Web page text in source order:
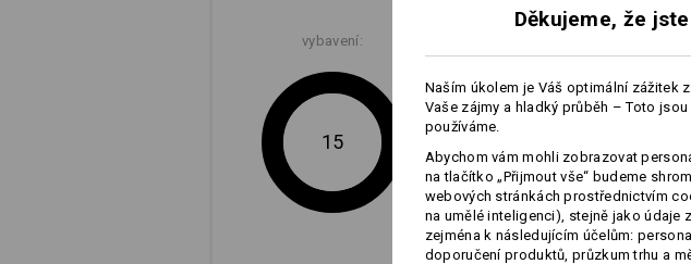
vybavení:
15
+3 další vybavení
Děkujeme, že
Naším úkolem je Váš optimální zážitek
Vaše zájmy a hladký průběh – Toto
používáme.
Abychom vám mohli zobrazovat
na tlačítko „Přijmout vše“ budeme
webových stránkách prostřednictvím
na umělé inteligenci), stejně jako údaje
zejména k následujícím účelům:
doporučení produktů, průzkum trhu a